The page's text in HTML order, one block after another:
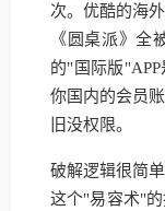
次。优酷的海
《圆桌派》全
的"国际版
你国内的会员
旧没权限。
破解逻辑很简
这个"易容术"